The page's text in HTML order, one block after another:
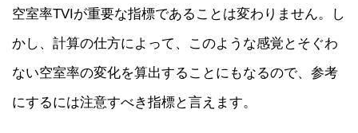
空室率TVIが重要な指標であることは変わりません。し
かし、計算の仕方によって、このような感覚とそぐわ
ない空室率の変化を算出することにもなるので、参考
にするには注意すべき指標と言えます。